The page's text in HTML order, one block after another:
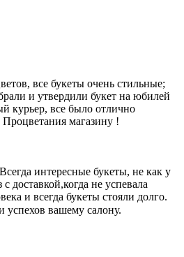
все букеты очень стильные;
и утвердили букет на юбилей
курьер, все было отлично
Процветания магазину !
интересные букеты, не как у
доставкой,когда не успевала
и всегда букеты стояли долго.
вашему салону.